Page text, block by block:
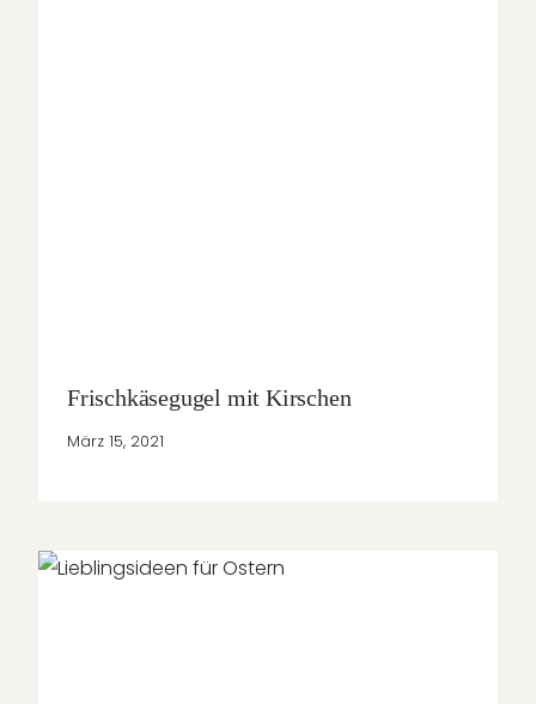
Frischkäsegugel mit Kirschen
März 15, 2021